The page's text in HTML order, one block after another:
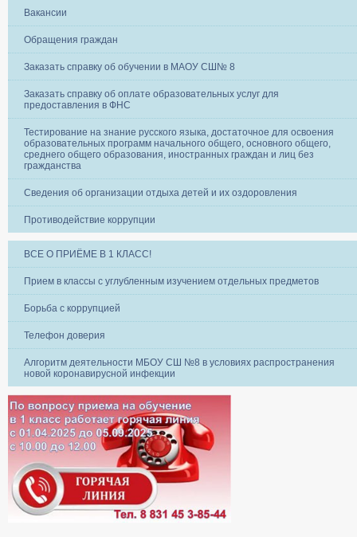
Вакансии
Обращения граждан
Заказать справку об обучении в МАОУ СШ№ 8
Заказать справку об оплате образовательных услуг для
предоставления в ФНС
Тестирование на знание русского языка, достаточное для освоения
образовательных программ начального общего, основного общего,
среднего общего образования, иностранных граждан и лиц без
гражданства
Сведения об организации отдыха детей и их оздоровления
Противодействие коррупции
ВСЕ О ПРИЁМЕ В 1 КЛАСС!
Прием в классы с углубленным изучением отдельных предметов
Борьба с коррупцией
Телефон доверия
Алгоритм деятельности МБОУ СШ №8 в условиях распространения
новой коронавирусной инфекции